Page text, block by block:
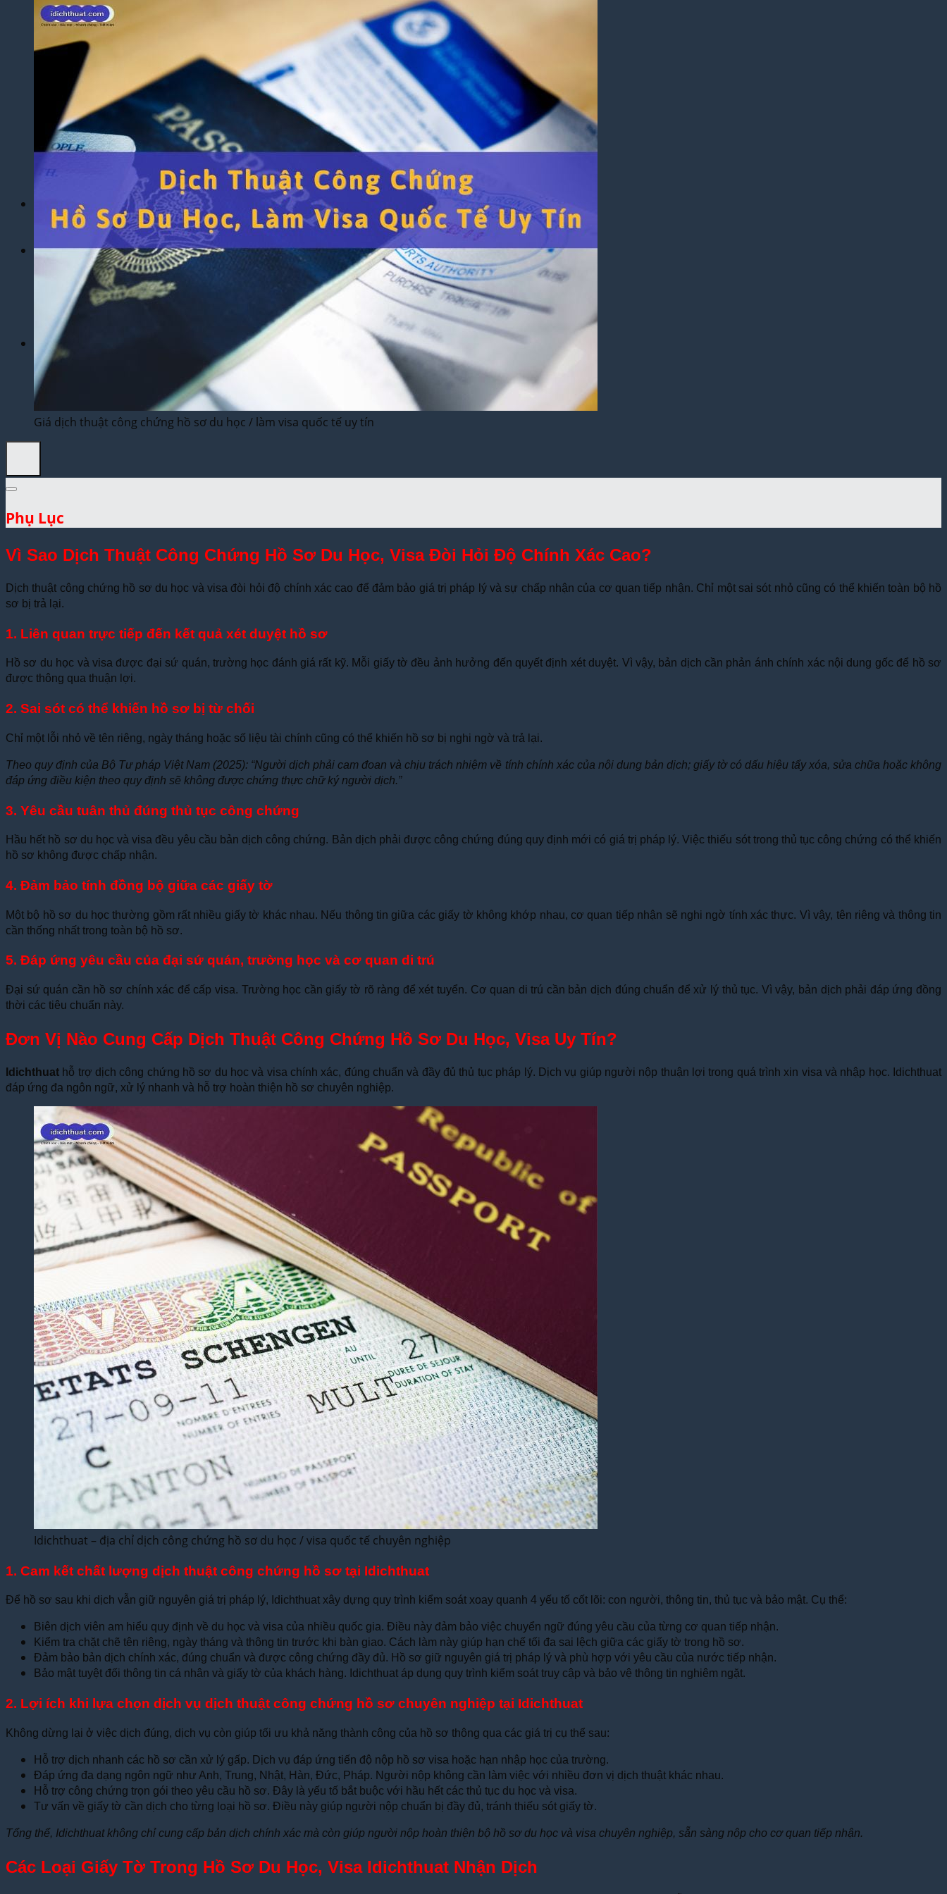
Dịch Thuật Báo Cáo Tài Chính
Dịch Thuật Bảng Điểm Học Bạ
Dịch Thuật Giấy Khai Sinh, Hộ Khẩu
Dịch Thuật Đa Ngôn Ngữ
Dịch Thuật Tiếng Anh
Dịch Thuật Tiếng Trung Quốc
Dịch Thuật Tiếng Nhật Bản
Dịch Thuật Tiếng Hàn Quốc
Dịch Thuật Tiếng Pháp
Dịch Thuật Tiếng Đức
Dịch Thuật Tiếng Nga
Dịch Vụ
Dịch Thuật Phim – Phụ Đề Video Clip
Dịch Vụ Hợp Pháp Hóa Lãnh Sự
Blog
Tuyển Dụng
Chia Sẻ Kinh Nghiệm
Góc Tự Học
Mẫu Dịch Thuật
Dịch Thuật Vì Cộng Đồng
Liên Hệ & Thanh toán
Giá dịch thuật công chứng hồ sơ du học / làm visa quốc tế uy tín
Phụ Lục
Vì Sao Dịch Thuật Công Chứng Hồ Sơ Du Học, Visa Đòi Hỏi Độ Chính Xác Cao?
Dịch thuật công chứng hồ sơ du học và visa đòi hỏi độ chính xác cao để đảm bảo giá trị pháp lý và sự chấp nhận của cơ quan tiếp nhận. Chỉ một sai sót nhỏ cũng có thể khiến toàn bộ hồ
sơ bị trả lại.
1. Liên quan trực tiếp đến kết quả xét duyệt hồ sơ
Hồ sơ du học và visa được đại sứ quán, trường học đánh giá rất kỹ. Mỗi giấy tờ đều ảnh hưởng đến quyết định xét duyệt. Vì vậy, bản dịch cần phản ánh chính xác nội dung gốc để hồ sơ
được thông qua thuận lợi.
2. Sai sót có thể khiến hồ sơ bị từ chối
Chỉ một lỗi nhỏ về tên riêng, ngày tháng hoặc số liệu tài chính cũng có thể khiến hồ sơ bị nghi ngờ và trả lại.
Theo quy định của Bộ Tư pháp Việt Nam (2025): “Người dịch phải cam đoan và chịu trách nhiệm về tính chính xác của nội dung bản dịch; giấy tờ có dấu hiệu tẩy xóa, sửa chữa hoặc không
đáp ứng điều kiện theo quy định sẽ không được chứng thực chữ ký người dịch.”
3. Yêu cầu tuân thủ đúng thủ tục công chứng
Hầu hết hồ sơ du học và visa đều yêu cầu bản dịch công chứng. Bản dịch phải được công chứng đúng quy định mới có giá trị pháp lý. Việc thiếu sót trong thủ tục công chứng có thể khiến
hồ sơ không được chấp nhận.
4. Đảm bảo tính đồng bộ giữa các giấy tờ
Một bộ hồ sơ du học thường gồm rất nhiều giấy tờ khác nhau. Nếu thông tin giữa các giấy tờ không khớp nhau, cơ quan tiếp nhận sẽ nghi ngờ tính xác thực. Vì vậy, tên riêng và thông tin
cần thống nhất trong toàn bộ hồ sơ.
5. Đáp ứng yêu cầu của đại sứ quán, trường học và cơ quan di trú
Đại sứ quán cần hồ sơ chính xác để cấp visa. Trường học cần giấy tờ rõ ràng để xét tuyển. Cơ quan di trú cần bản dịch đúng chuẩn để xử lý thủ tục. Vì vậy, bản dịch phải đáp ứng đồng
thời các tiêu chuẩn này.
Đơn Vị Nào Cung Cấp Dịch Thuật Công Chứng Hồ Sơ Du Học, Visa Uy Tín?
Idichthuat hỗ trợ dịch công chứng hồ sơ du học và visa chính xác, đúng chuẩn và đầy đủ thủ tục pháp lý. Dịch vụ giúp người nộp thuận lợi trong quá trình xin visa và nhập học. Idichthuat
đáp ứng đa ngôn ngữ, xử lý nhanh và hỗ trợ hoàn thiện hồ sơ chuyên nghiệp.
Idichthuat – địa chỉ dịch công chứng hồ sơ du học / visa quốc tế chuyên nghiệp
1. Cam kết chất lượng dịch thuật công chứng hồ sơ tại Idichthuat
Để hồ sơ sau khi dịch vẫn giữ nguyên giá trị pháp lý, Idichthuat xây dựng quy trình kiểm soát xoay quanh 4 yếu tố cốt lõi: con người, thông tin, thủ tục và bảo mật. Cụ thể:
Biên dịch viên am hiểu quy định về du học và visa của nhiều quốc gia. Điều này đảm bảo việc chuyển ngữ đúng yêu cầu của từng cơ quan tiếp nhận.
Kiểm tra chặt chẽ tên riêng, ngày tháng và thông tin trước khi bàn giao. Cách làm này giúp hạn chế tối đa sai lệch giữa các giấy tờ trong hồ sơ.
Đảm bảo bản dịch chính xác, đúng chuẩn và được công chứng đầy đủ. Hồ sơ giữ nguyên giá trị pháp lý và phù hợp với yêu cầu của nước tiếp nhận.
Bảo mật tuyệt đối thông tin cá nhân và giấy tờ của khách hàng. Idichthuat áp dụng quy trình kiểm soát truy cập và bảo vệ thông tin nghiêm ngặt.
2. Lợi ích khi lựa chọn dịch vụ dịch thuật công chứng hồ sơ chuyên nghiệp tại Idichthuat
Không dừng lại ở việc dịch đúng, dịch vụ còn giúp tối ưu khả năng thành công của hồ sơ thông qua các giá trị cụ thể sau:
Hỗ trợ dịch nhanh các hồ sơ cần xử lý gấp. Dịch vụ đáp ứng tiến độ nộp hồ sơ visa hoặc hạn nhập học của trường.
Đáp ứng đa dạng ngôn ngữ như Anh, Trung, Nhật, Hàn, Đức, Pháp. Người nộp không cần làm việc với nhiều đơn vị dịch thuật khác nhau.
Hỗ trợ công chứng trọn gói theo yêu cầu hồ sơ. Đây là yếu tố bắt buộc với hầu hết các thủ tục du học và visa.
Tư vấn về giấy tờ cần dịch cho từng loại hồ sơ. Điều này giúp người nộp chuẩn bị đầy đủ, tránh thiếu sót giấy tờ.
Tổng thể, Idichthuat không chỉ cung cấp bản dịch chính xác mà còn giúp người nộp hoàn thiện bộ hồ sơ du học và visa chuyên nghiệp, sẵn sàng nộp cho cơ quan tiếp nhận.
Các Loại Giấy Tờ Trong Hồ Sơ Du Học, Visa Idichthuat Nhận Dịch